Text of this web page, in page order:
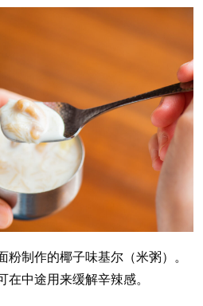
制作的椰子味基尔（米粥）。
中途用来缓解辛辣感。